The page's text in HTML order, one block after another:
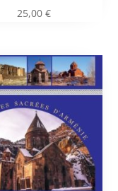
25,00 €